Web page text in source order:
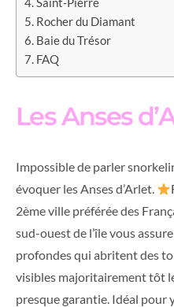
Rocher du Diamant
Baie du Trésor
FAQ
Les Anses
Impossible de parler
évoquer les Anses d’Arlet.
2ème ville préférée des
sud-ouest de l’île vous
profondes qui abritent des
visibles majoritairement tôt
presque garantie. Idéal pour